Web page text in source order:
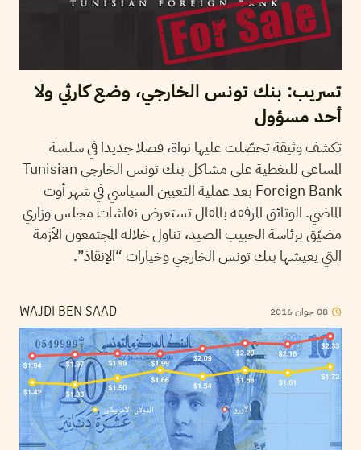
تسريب: بنك تونس الخارجي، وضع كارثي ولا
أحد مسؤول
تكشف وثيقة تحصّلت عليها نواة، فصلا جديدا في سلسة
المساعي للتغطية على مشاكل بنك تونس الخارجي Tunisian
Foreign Bank بعد عملية التعيين السياسي في شهر أوت
الماضي. الوثائق المرفقة بالمقال تستعرض نقاشات مجلس وزاري
مضيّق برئاسة الحبيب الصيد، تناول خلاله المجتمعون الأزمة
التي يعيشها بنك تونس الخارجي وخيارات “الإنقاذ”.
WAJDI BEN SAAD 08جوان2016